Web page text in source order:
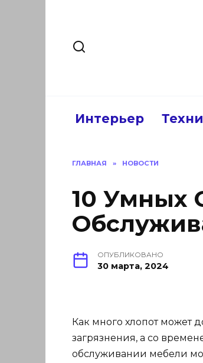
Интерьер
ГЛАВНАЯ » НОВОСТИ
10 Умных
ОПУБЛИКОВАНО
30 марта, 2024
Как много хлопот может
загрязнения, а со
обслуживании мебели